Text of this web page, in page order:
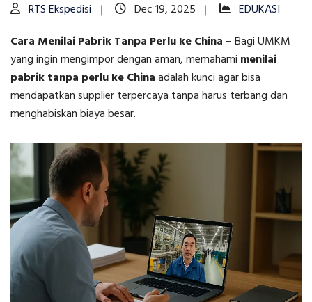
RTS Ekspedisi Dec 19, 2025
EDUKASI
Cara Menilai Pabrik Tanpa Perlu ke China –Bagi UMKM
yang ingin mengimpor dengan aman, memahami menilai
pabrik tanpa perlu ke Chinaadalah kunci agar bisa
mendapatkan supplier terpercaya tanpa harus terbang dan
menghabiskan biaya besar.